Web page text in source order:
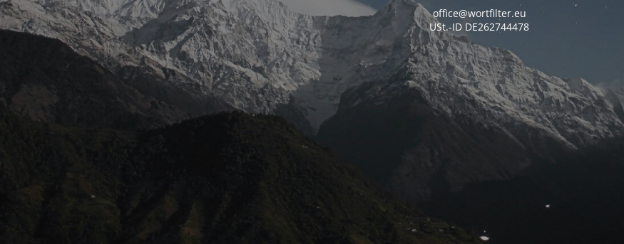
office@wortfilter.eu
USt.-ID DE262744478